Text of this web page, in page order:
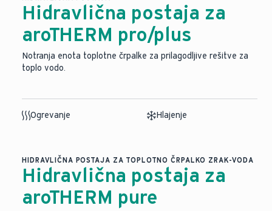
Hidravlična postaja za
aroTHERM pro/plus
Notranja enota toplotne črpalke za prilagodljive rešitve za
toplo vodo.
Ogrevanje Hlajenje
HIDRAVLIČNA POSTAJA ZA TOPLOTNO ČRPALKO ZRAK-VODA
Hidravlična postaja za
aroTHERM pure